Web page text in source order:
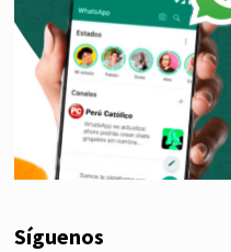
Síguenos